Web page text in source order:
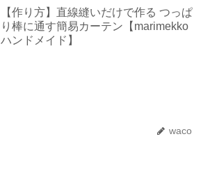
【作り方】直線縫いだけで作る つっぱ
り棒に通す簡易カーテン【marimekko
ハンドメイド】
waco